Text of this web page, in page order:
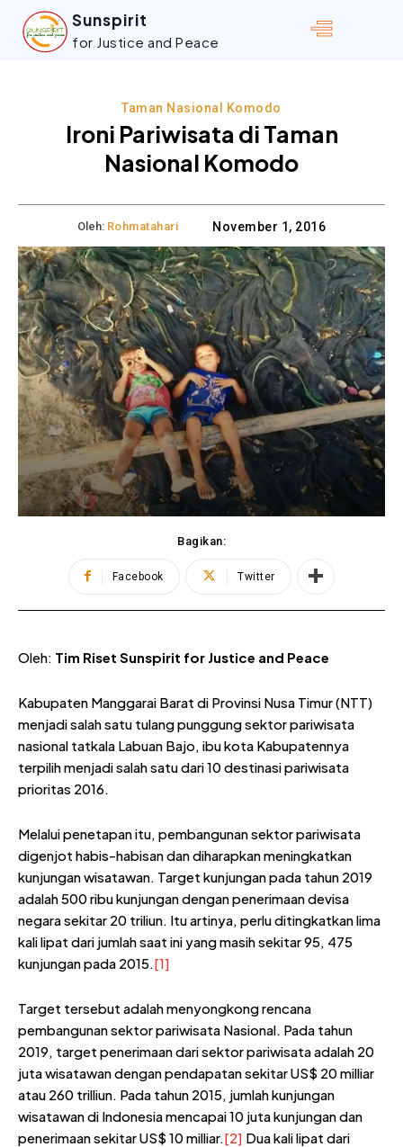
Sunspirit
for Justice and Peace
Taman Nasional Komodo
Ironi Pariwisata di Taman
Nasional Komodo
Oleh: Rohmatahari November 1, 2016
Bagikan:
Facebook Twitter
Oleh: Tim Riset Sunspirit for Justice and Peace
Kabupaten Manggarai Barat di Provinsi Nusa Timur (NTT)
menjadi salah satu tulang punggung sektor pariwisata
nasional tatkala Labuan Bajo, ibu kota Kabupatennya
terpilih menjadi salah satu dari 10 destinasi pariwisata
prioritas 2016.
Melalui penetapan itu, pembangunan sektor pariwisata
digenjot habis-habisan dan diharapkan meningkatkan
kunjungan wisatawan. Target kunjungan pada tahun 2019
adalah 500 ribu kunjungan dengan penerimaan devisa
negara sekitar 20 triliun. Itu artinya, perlu ditingkatkan lima
kali lipat dari jumlah saat ini yang masih sekitar 95, 475
kunjungan pada 2015. [1]
Target tersebut adalah menyongkong rencana
pembangunan sektor pariwisata Nasional. Pada tahun
2019, target penerimaan dari sektor pariwisata adalah 20
juta wisatawan dengan pendapatan sekitar US$ 20 milliar
atau 260 trilliun. Pada tahun 2015, jumlah kunjungan
wisatawan di Indonesia mencapai 10 juta kunjungan dan
penerimaan sekitar US$ 10 milliar. [2] Dua kali lipat dari